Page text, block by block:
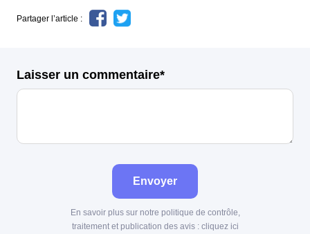
Partager l’article :
Laisser un commentaire*
Envoyer
En savoir plus sur notre politique de contrôle,
traitement et publication des avis : cliquez ici